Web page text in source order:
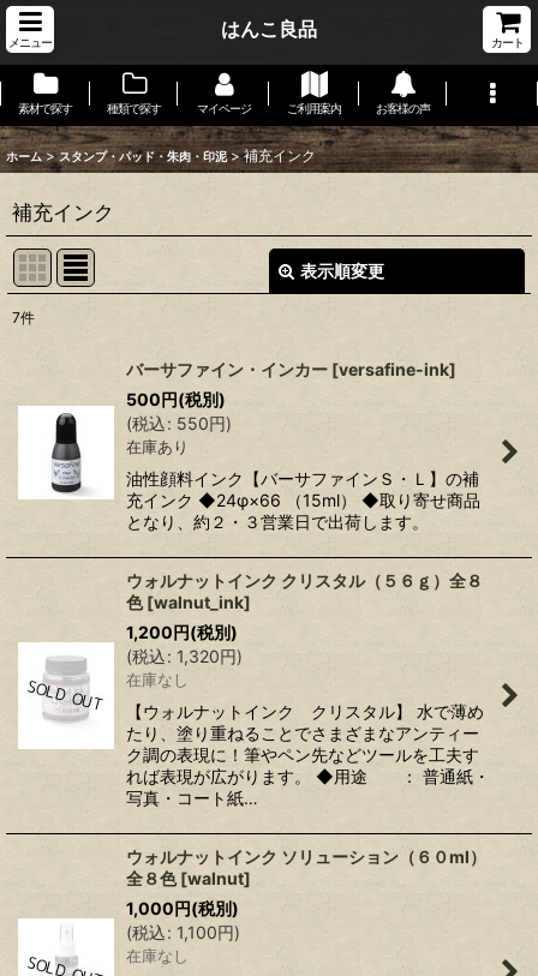
メニュー
はんこ良品
カート
素材で探す 種類で探す マイページ ご利用案内 お客様の声
ホーム > スタンプ・パッド・朱肉・印泥 > 補充インク
補充インク
表示順変更
並び順
絞り込む
7件
バーサファイン・インカー [versafine-ink]
500円(税別)
(税込: 550円)
在庫あり
油性顔料インク【バーサファインＳ・Ｌ】の補
充インク ◆24φ×66 （15ml） ◆取り寄せ商品
となり、約２・３営業日で出荷します。
ウォルナットインク クリスタル（５６ｇ）全８
色 [walnut_ink]
1,200円(税別)
(税込: 1,320円)
在庫なし
【ウォルナットインク クリスタル】 水で薄め
たり、塗り重ねることでさまざまなアンティー
ク調の表現に！筆やペン先などツールを工夫す
れば表現が広がります。 ◆用途 ： 普通紙・
写真・コート紙…
ウォルナットインク ソリューション（６０ml）
全８色 [walnut]
1,000円(税別)
(税込: 1,100円)
在庫なし